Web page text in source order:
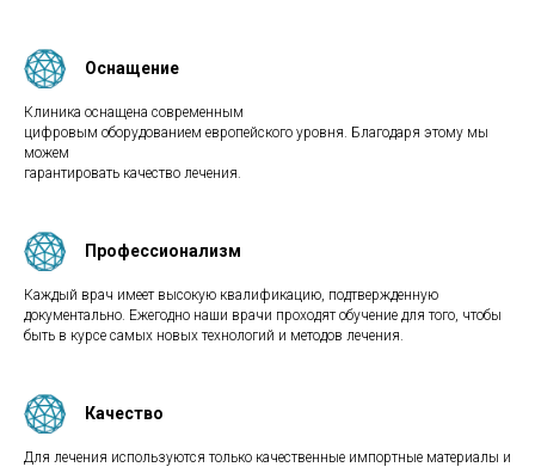
Оснащение
Клиника оснащена современным
цифровым оборудованием европейского уровня. Благодаря этому мы
можем
гарантировать качество лечения.
Профессионализм
Каждый врач имеет высокую квалификацию, подтвержденную
документально. Ежегодно наши врачи проходят обучение для того, чтобы
быть в курсе самых новых технологий и методов лечения.
Качество
Для лечения используются только качественные импортные материалы и